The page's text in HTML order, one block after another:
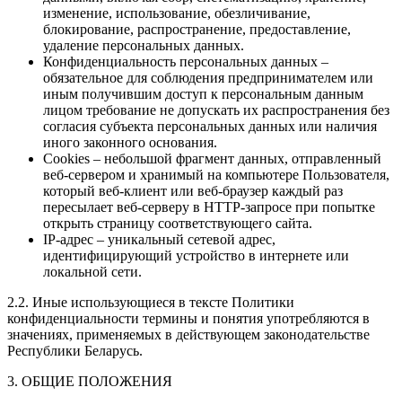
изменение, использование, обезличивание,
блокирование, распространение, предоставление,
удаление персональных данных.
Конфиденциальность персональных данных –
обязательное для соблюдения предпринимателем или
иным получившим доступ к персональным данным
лицом требование не допускать их распространения без
согласия субъекта персональных данных или наличия
иного законного основания.
Cookies – небольшой фрагмент данных, отправленный
веб-сервером и хранимый на компьютере Пользователя,
который веб-клиент или веб-браузер каждый раз
пересылает веб-серверу в HTTP-запросе при попытке
открыть страницу соответствующего сайта.
IP-адрес – уникальный сетевой адрес,
идентифицирующий устройство в интернете или
локальной сети.
2.2. Иные использующиеся в тексте Политики
конфиденциальности термины и понятия употребляются в
значениях, применяемых в действующем законодательстве
Республики Беларусь.
3. ОБЩИЕ ПОЛОЖЕНИЯ